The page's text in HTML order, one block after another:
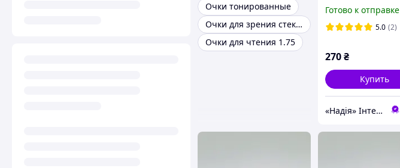
Очки тонированные
Очки для зрения стекло 3
Очки для чтения 1.75
Готово к отправке
5.0 (2)
270₴
Купить
«Надія» Інтернет-Магазин